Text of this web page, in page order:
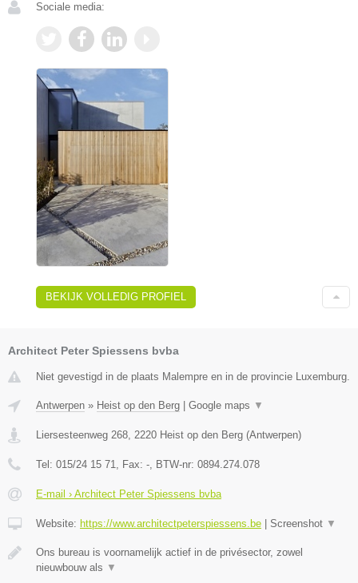
Sociale media:
BEKIJK VOLLEDIG PROFIEL
Architect Peter Spiessens bvba
Niet gevestigd in de plaats Malempre en in de provincie Luxemburg.
Antwerpen » Heist op den Berg Google maps ▼
Liersesteenweg 268 2220 Heist op den Berg (Antwerpen)
Tel: 015/24 15 71 , Fax: - , BTW-nr: 0894.274.078
E-mail › Architect Peter Spiessens bvba
Website: https://www.architectpeterspiessens.be Screenshot ▼
Ons bureau is voornamelijk actief in de privésector, zowel
nieuwbouw als ▼